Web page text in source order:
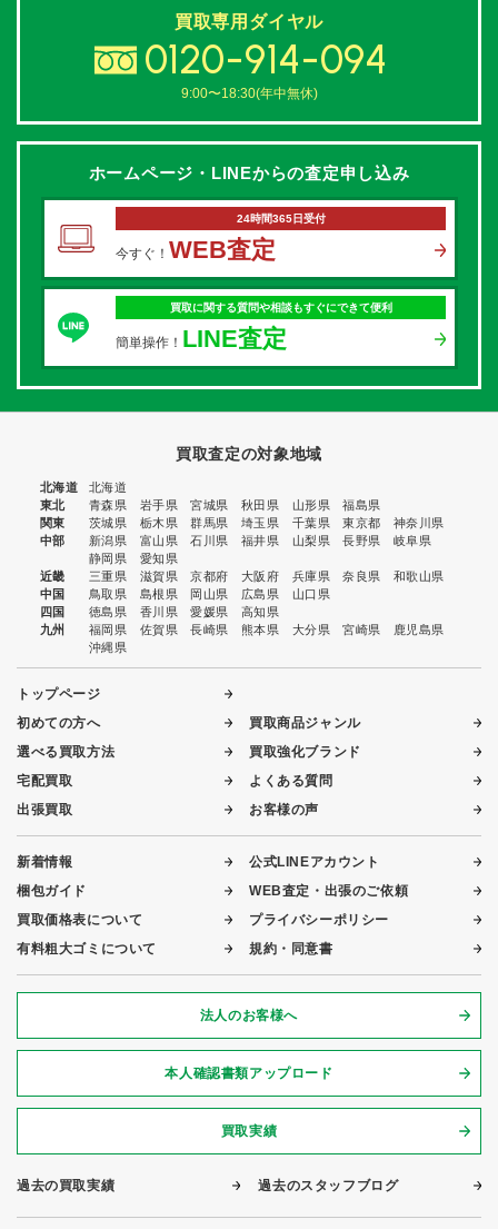
買取専用ダイヤル
0120-914-094
9:00〜18:30(年中無休)
ホームページ・LINEからの査定申し込み
24時間365日受付
今すぐ！ WEB査定
買取に関する質問や相談もすぐにできて便利
簡単操作！ LINE査定
買取査定の対象地域
北海道
北海道
東北
青森県 岩手県 宮城県 秋田県 山形県
福島県
関東
茨城県 栃木県 群馬県 埼玉県 千葉県 東京都
神奈川県
中部
新潟県 富山県 石川県 福井県 山梨県 長野県
岐阜県
静岡県
愛知県
近畿
三重県 滋賀県 京都府 大阪府 兵庫県 奈良県
和歌山県
中国
鳥取県 島根県 岡山県 広島県
山口県
四国
徳島県 香川県 愛媛県
高知県
九州
福岡県 佐賀県 長崎県 熊本県 大分県 宮崎県
鹿児島県
沖縄県
トップページ
初めての方へ
選べる買取方法
宅配買取
出張買取
買取商品ジャンル
買取強化ブランド
よくある質問
お客様の声
新着情報
梱包ガイド
買取価格表について
有料粗大ゴミについて
公式LINEアカウント
WEB査定・出張のご依頼
プライバシーポリシー
規約・同意書
法人のお客様へ
本人確認書類アップロード
買取実績
過去の買取実績 過去のスタッフブログ